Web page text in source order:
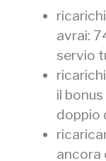
avrai:
servio
il
doppio
ancora